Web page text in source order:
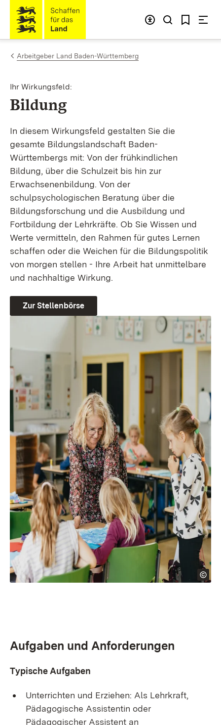
Zum Inhalt springen
Link zur Startseite
Arbeitgeber Land Baden-Württemberg
Ihr Wirkungsfeld:
Bildung
In diesem Wirkungsfeld gestalten Sie die
gesamte Bildungslandschaft Baden-
Württembergs mit: Von der frühkindlichen
Bildung, über die Schulzeit bis hin zur
Erwachsenenbildung. Von der
schulpsychologischen Beratung über die
Bildungsforschung und die Ausbildung und
Fortbildung der Lehrkräfte. Ob Sie Wissen und
Werte vermitteln, den Rahmen für gutes Lernen
schaffen oder die Weichen für die Bildungspolitik
von morgen stellen - Ihre Arbeit hat unmittelbare
und nachhaltige Wirkung.
Zur Stellenbörse
Aufgaben und Anforderungen
Typische Aufgaben
Unterrichten und Erziehen: Als Lehrkraft,
Pädagogische Assistentin oder
Pädagogischer Assistent an